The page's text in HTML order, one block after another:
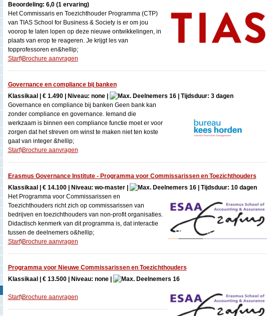
Beoordeling: 6,0 (1 ervaring)
Het Commissaris en Toezichthouder Programma (CTP)
van TIAS School for Business & Society is er om jou
voorop te laten lopen op deze nieuwe ontwikkelingen, in
plaats van erop te reageren. Je krijgt les van
topprofessoren en&hellip;
Start\Brochure aanvragen
Governance en compliance bij banken
Klassikaal | € 1.490 | Niveau: none |
16 | Tijdsduur: 3 dagen
Governance en compliance bij banken Geen bank kan
zonder compliance en governance. Iemand die
werkzaam is binnen een compliance functie moet er voor
zorgen dat het streven om winst te maken niet ten koste
gaat van integer &hellip;
Start\Brochure aanvragen
Erasmus Governance Institute - Programma voor Commissarissen en Toezichthouders
Klassikaal | € 14.100 | Niveau: wo-master |
16 | Tijdsduur: 10 dagen
Het Programma voor Commissarissen en
Toezichthouders richt zich op commissarissen van
bedrijven en toezichthouders van non-profit organisaties.
Didactisch kenmerk van dit programma is, dat interactie
tussen de deelnemers o&hellip;
Start\Brochure aanvragen
Programma voor Nieuwe Commissarissen en Toezichthouders
Klassikaal | € 13.500 | Niveau: none |
16
Start\Brochure aanvragen